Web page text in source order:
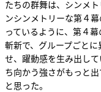
たちの群舞は、シンメ
ンシンメトリーな第４
っているように、第４
斬新で、グループごと
せ、躍動感を生み出し
ち向かう強さがもっと
と思った。